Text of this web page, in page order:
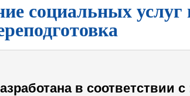
социальных
в соответствии с